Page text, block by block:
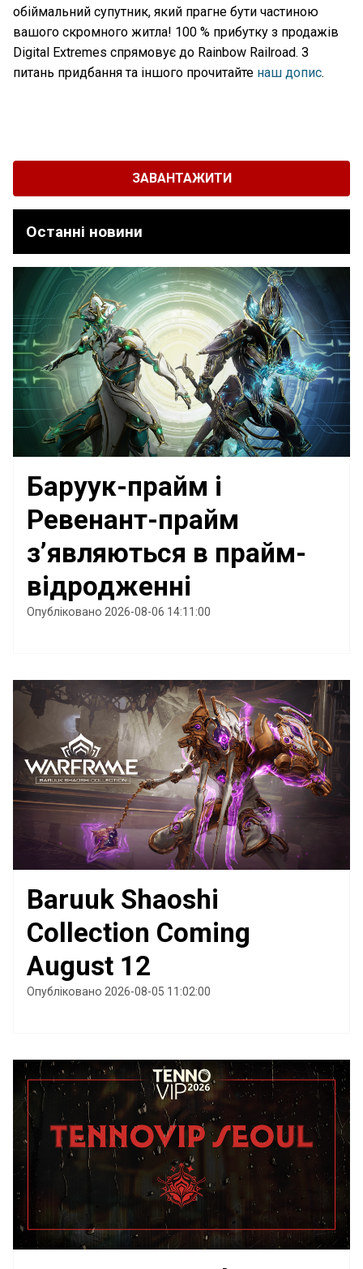
обіймальний супутник, який прагне бути частиною
вашого скромного житла! 100 % прибутку з продажів
Digital Extremes спрямовує до Rainbow Railroad. З
питань придбання та іншого прочитайте наш допис.
ЗАВАНТАЖИТИ
Останні новини
Баруук-прайм і
Ревенант-прайм
з’являються в прайм-
відродженні
Опубліковано 2026-08-06 14:11:00
Baruuk Shaoshi
Collection Coming
August 12
Опубліковано 2026-08-05 11:02:00